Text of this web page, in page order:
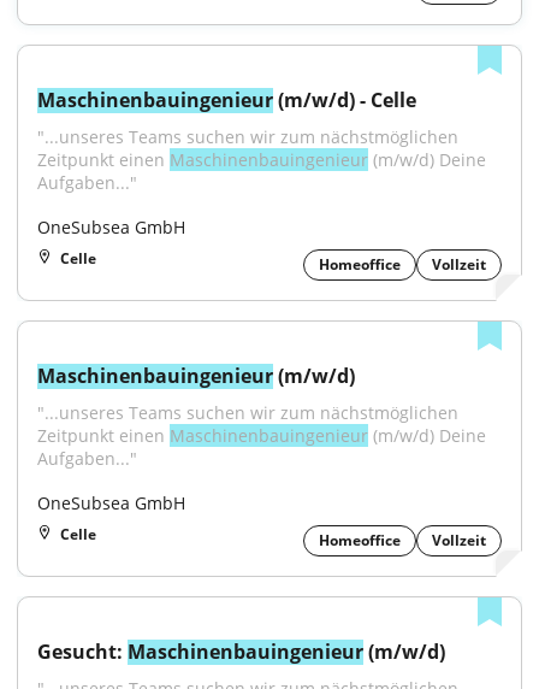
Maschinenbauingenieur (m/w/d) - Celle
"...unseres Teams suchen wir zum nächstmöglichen
Zeitpunkt einen Maschinenbauingenieur (m/w/d) Deine
Aufgaben..."
OneSubsea GmbH
Celle Homeoffice Vollzeit
Maschinenbauingenieur (m/w/d)
"...unseres Teams suchen wir zum nächstmöglichen
Zeitpunkt einen Maschinenbauingenieur (m/w/d) Deine
Aufgaben..."
OneSubsea GmbH
Celle Homeoffice Vollzeit
Gesucht: Maschinenbauingenieur (m/w/d)